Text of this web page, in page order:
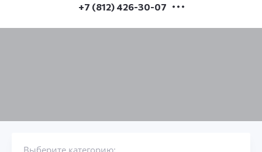
+7 (812) 426-30-07
Выберите категорию: